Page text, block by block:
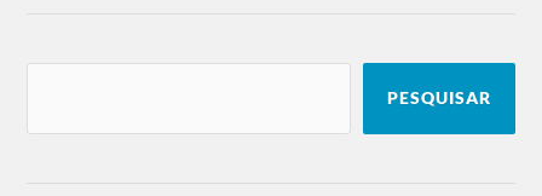
PESQUISAR